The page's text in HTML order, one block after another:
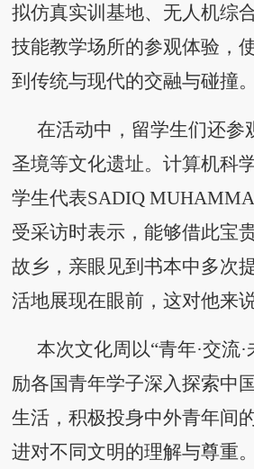
拟仿真实训基地、无人机综
技能教学场所的参观体验，
到传统与现代的交融与碰撞。
在活动中，留学生们还参
圣境等文化遗址。计算机科
学生代表SADIQ
受采访时表示 ，能够借此宝
故乡，亲眼见到书本中多次
活地展现在眼前，这对他来
本次文化周以“青年·交流
励各国青年学子深入探索中
生活，积极投身中外青年间
进对不同文明的理解与尊重